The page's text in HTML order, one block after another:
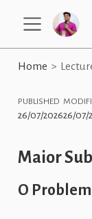
Home
PUBLISHED
26/07/202626/07/
Maior
O